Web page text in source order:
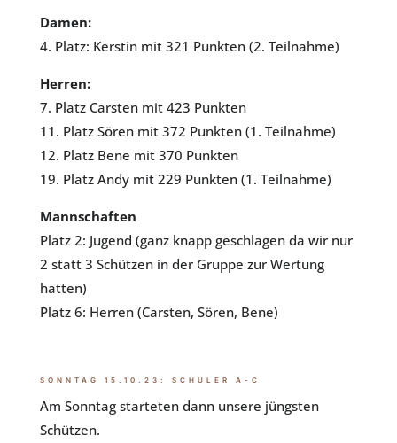
Damen:
4. Platz: Kerstin mit 321 Punkten (2. Teilnahme)
Herren:
7. Platz Carsten mit 423 Punkten
11. Platz Sören mit 372 Punkten (1. Teilnahme)
12. Platz Bene mit 370 Punkten
19. Platz Andy mit 229 Punkten (1. Teilnahme)
Mannschaften
Platz 2: Jugend (ganz knapp geschlagen da wir nur
2 statt 3 Schützen in der Gruppe zur Wertung
hatten)
Platz 6: Herren (Carsten, Sören, Bene)
SONNTAG 15.10.23: SCHÜLER A-C
Am Sonntag starteten dann unsere jüngsten
Schützen.